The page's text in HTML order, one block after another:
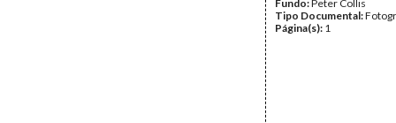
Fundo:Peter Collis
Tipo Documental:
Página(s): 1